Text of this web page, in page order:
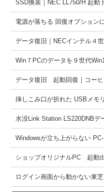
SSD換装｜NEC LL750/H 起動
電源が落ちる 回復オプション
データ復旧｜NECインテル４
Win７PCのデータを９世代
データ復旧 起動回復｜コー
挿しこみ口が折れた USBメモ
水没Link Station LS220DNBデ
Windowsが立ち上がらない
ショップオリジナルPC 起動
ログイン画面から動かない東